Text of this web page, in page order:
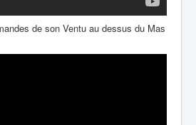
de son Ventu au dessus du Mas